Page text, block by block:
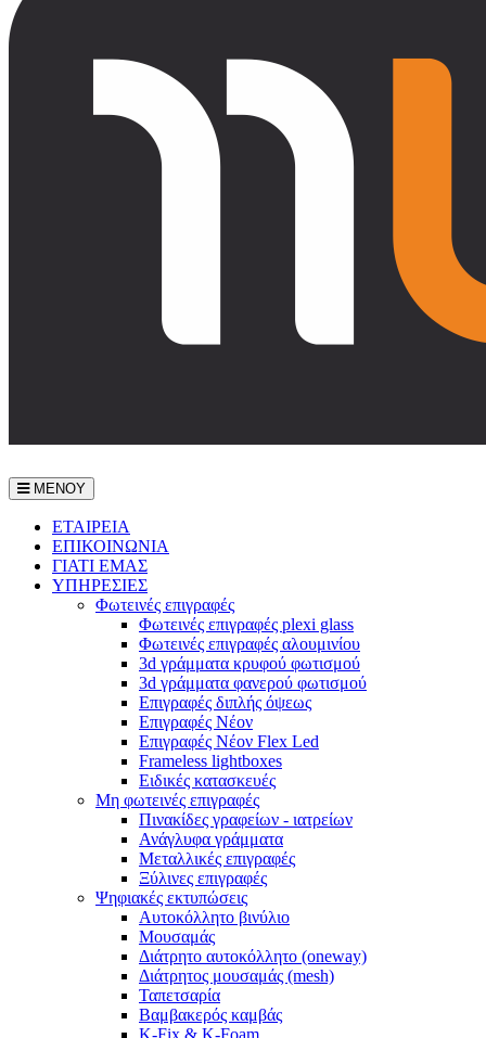
ΜΕΝΟΥ
ΕΤΑΙΡEΙΑ
ΕΠΙΚΟΙΝΩΝΙΑ
ΓΙΑΤΙ ΕΜΑΣ
ΥΠΗΡΕΣΙΕΣ
Φωτεινές επιγραφές
Φωτεινές επιγραφές plexi glass
Φωτεινές επιγραφές αλουμινίου
3d γράμματα κρυφού φωτισμού
3d γράμματα φανερού φωτισμού
Επιγραφές διπλής όψεως
Επιγραφές Νέον
Επιγραφές Νέον Flex Led
Frameless lightboxes
Ειδικές κατασκευές
Μη φωτεινές επιγραφές
Πινακίδες γραφείων - ιατρείων
Ανάγλυφα γράμματα
Μεταλλικές επιγραφές
Ξύλινες επιγραφές
Ψηφιακές εκτυπώσεις
Αυτοκόλλητο βινύλιο
Μουσαμάς
Διάτρητο αυτοκόλλητο (oneway)
Διάτρητος μουσαμάς (mesh)
Ταπετσαρία
Βαμβακερός καμβάς
K-Fix & K-Foam